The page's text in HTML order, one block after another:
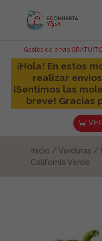
Gastos de envío
¡Hola! En estos
realizar
¡Sentimos las
breve! Gracias
Inicio / Verduras /
California Verde